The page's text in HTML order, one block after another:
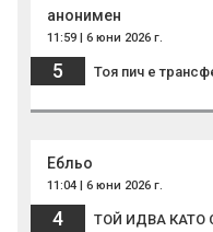
анонимен
11:59 | 6 юни 2026 г.
5 Тоя пич е
Ебльо
11:04 | 6 юни 2026 г.
4 ТОЙ ИДВА КАТО